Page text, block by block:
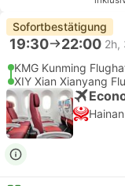
Sofortbestätigung
19:30 22:00 2h,
KMG Kunming
XIY Xian Xianyang